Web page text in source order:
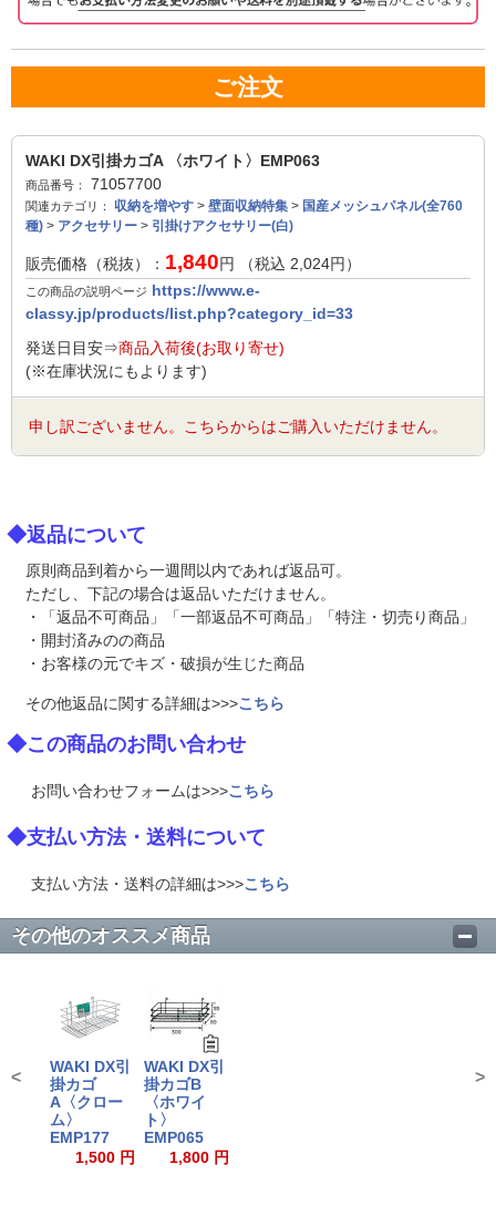
ご注文
WAKI DX引掛カゴA 〈ホワイト〉EMP063
商品番号： 71057700
関連カテゴリ： 収納を増やす > 壁面収納特集 > 国産メッシュパネル(全760
種) > アクセサリー > 引掛けアクセサリー(白)
販売価格（税抜）： 1,840円 （税込 2,024円）
この商品の説明ページ https://www.e-
classy.jp/products/list.php?category_id=33
発送日目安⇒商品入荷後(お取り寄せ)
(※在庫状況にもよります)
申し訳ございません。こちらからはご購入いただけません。
◆返品について
原則商品到着から一週間以内であれば返品可。
ただし、下記の場合は返品いただけません。
・「返品不可商品」「一部返品不可商品」「特注・切売り商品」
・開封済みのの商品
・お客様の元でキズ・破損が生じた商品
その他返品に関する詳細は>>>こちら
◆この商品のお問い合わせ
お問い合わせフォームは>>>こちら
◆支払い方法・送料について
支払い方法・送料の詳細は>>>こちら
その他のオススメ商品
WAKI DX引
掛カゴ
A〈クロー
ム〉
EMP177
1,500 円
WAKI DX引
掛カゴB
〈ホワイ
ト〉
EMP065
1,800 円
< >